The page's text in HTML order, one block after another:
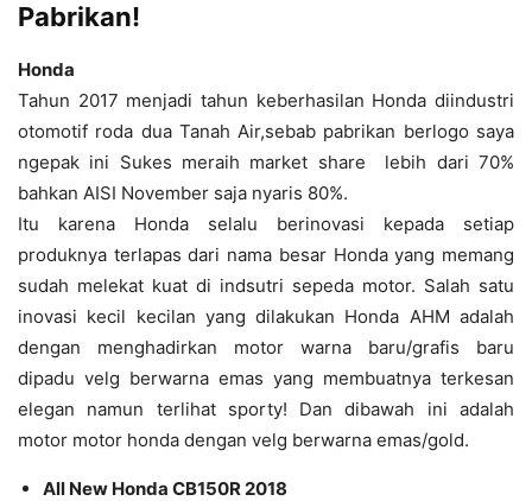
Pabrikan!
Honda
Tahun 2017 menjadi tahun keberhasilan Honda diindustri
otomotif roda dua Tanah Air,sebab pabrikan berlogo saya
ngepak ini Sukes meraih market share lebih dari 70%
bahkan AISI November saja nyaris 80%.
Itu karena Honda selalu berinovasi kepada setiap
produknya terlapas dari nama besar Honda yang memang
sudah melekat kuat di indsutri sepeda motor. Salah satu
inovasi kecil kecilan yang dilakukan Honda AHM adalah
dengan menghadirkan motor warna baru/grafis baru
dipadu velg berwarna emas yang membuatnya terkesan
elegan namun terlihat sporty! Dan dibawah ini adalah
motor motor honda dengan velg berwarna emas/gold.
All New Honda CB150R 2018